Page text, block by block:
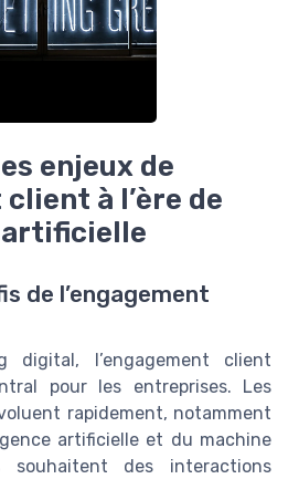
enjeux de
à l’ère de
artificielle
de l’engagement
digital, l’engagement client
pour les entreprises. Les
rapidement, notamment
artificielle et du machine
souhaitent des interactions